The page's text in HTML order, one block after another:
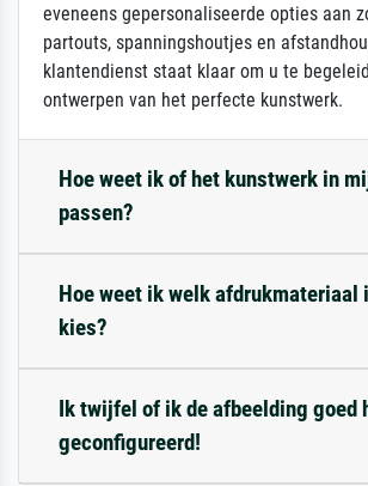
eveneens gepersonaliseerde opties aan
partouts, spanningshoutjes en
klantendienst staat klaar om u te
ontwerpen van het perfecte kunstwerk.
Hoe weet ik of het kunstwerk in
passen?
Hoe weet ik welk afdrukmateriaal
kies?
Ik twijfel of ik de afbeelding goed
geconfigureerd!